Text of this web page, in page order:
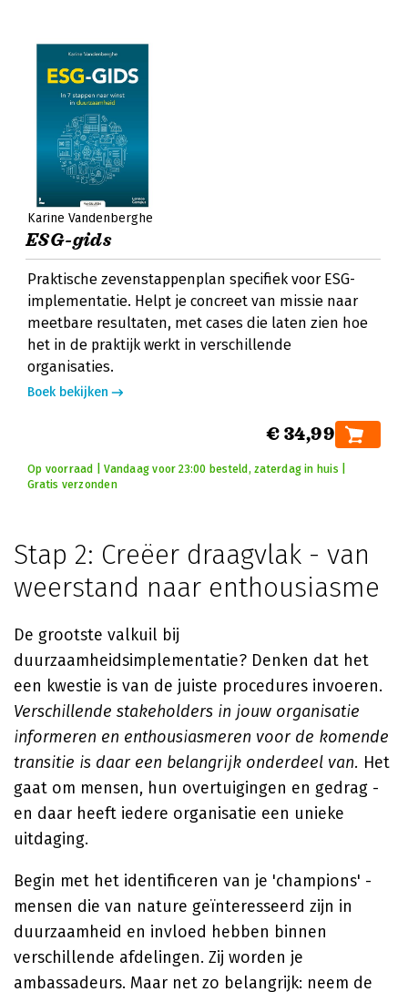
Karine Vandenberghe
ESG-gids
Praktische zevenstappenplan specifiek voor ESG-
implementatie. Helpt je concreet van missie naar
meetbare resultaten, met cases die laten zien hoe
het in de praktijk werkt in verschillende
organisaties.
Boek bekijken
€ 34,99
Op voorraad | Vandaag voor 23:00 besteld, zaterdag in huis |
Gratis verzonden
Stap 2: Creëer draagvlak - van
weerstand naar enthousiasme
De grootste valkuil bij
duurzaamheidsimplementatie? Denken dat het
een kwestie is van de juiste procedures invoeren.
Verschillende stakeholders in jouw organisatie
informeren en enthousiasmeren voor de komende
transitie is daar een belangrijk onderdeel van. Het
gaat om mensen, hun overtuigingen en gedrag -
en daar heeft iedere organisatie een unieke
uitdaging.
Begin met het identificeren van je 'champions' -
mensen die van nature geïnteresseerd zijn in
duurzaamheid en invloed hebben binnen
verschillende afdelingen. Zij worden je
ambassadeurs. Maar net zo belangrijk: neem de